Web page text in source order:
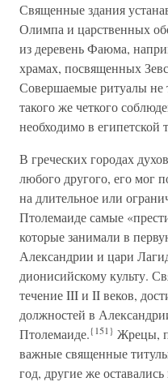
Священные здания
Олимпа и царственных
из деревень Фаюма,
храмах, посвященных
Совершаемые ритуалы не
такого же четкого
необходимо в египетской
В греческих городах
любого другого, его мог
на длительное или
Птолемаиде самые
которые занимали в
Александрии и цари
дионисийскому культу.
течение III и II веков,
должностей в
Птолемаиде.{151} Жрецы,
важные священные
год, другие же